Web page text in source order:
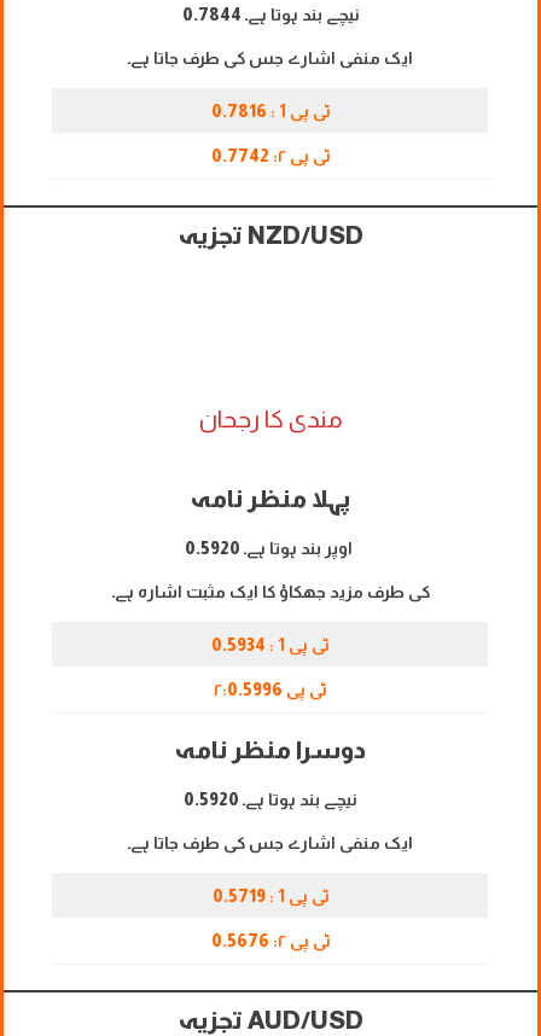
نیچے بند ہوتا ہے۔ 0.7844
ایک منفی اشارے جس کی طرف جاتا ہے۔
ٹی پی 1 : 0.7816
ٹی پی ۲: 0.7742
NZD/USD تجزیہ
مندی کا رجحان
پہلا منظر نامہ
اوپر بند ہوتا ہے۔ 0.5920
کی طرف مزید جھکاؤ کا ایک مثبت اشارہ ہے۔
ٹی پی 1 : 0.5934
ٹی پی ۲: 0.5996
دوسرا منظر نامہ
نیچے بند ہوتا ہے۔ 0.5920
ایک منفی اشارے جس کی طرف جاتا ہے۔
ٹی پی 1 : 0.5719
ٹی پی ۲: 0.5676
AUD/USD تجزیہ